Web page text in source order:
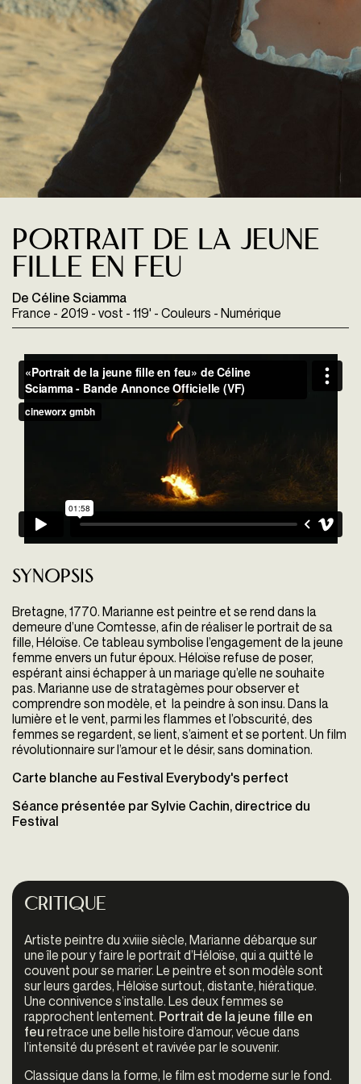
Portrait de la jeune
fille en feu
De Céline Sciamma
France - 2019 - vost - 119' - Couleurs - Numérique
Synopsis
Bretagne, 1770. Marianne est peintre et se rend dans la
demeure d’une Comtesse, afin de réaliser le portrait de sa
fille, Héloïse. Ce tableau symbolise l’engagement de la jeune
femme envers un futur époux. Héloïse refuse de poser,
espérant ainsi échapper à un mariage qu’elle ne souhaite
pas. Marianne use de stratagèmes pour observer et
comprendre son modèle, et la peindre à son insu. Dans la
lumière et le vent, parmi les flammes et l’obscurité, des
femmes se regardent, se lient, s’aiment et se portent. Un film
révolutionnaire sur l’amour et le désir, sans domination.
Carte blanche au Festival Everybody's perfect
Séance présentée par Sylvie Cachin, directrice du
Festival
Critique
Artiste peintre du xviiie siècle, Marianne débarque sur
une île pour y faire le portrait d’Héloïse, qui a quitté le
couvent pour se marier. Le peintre et son modèle sont
sur leurs gardes, Héloïse surtout, distante, hiératique.
Une connivence s’installe. Les deux femmes se
rapprochent lentement. Portrait de la jeune fille en
feu retrace une belle histoire d’amour, vécue dans
l’intensité du présent et ravivée par le souvenir.
Classique dans la forme, le film est moderne sur le fond.